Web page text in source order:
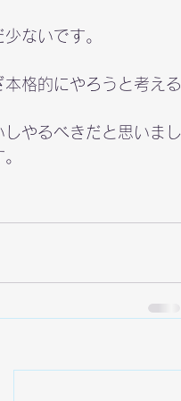
ないです。
格的にやろうと考える
やるべきだと思いまし